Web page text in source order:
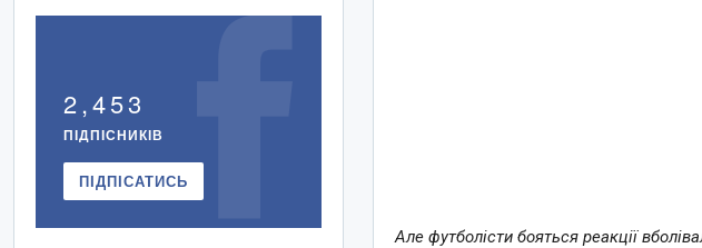
Але футболісти бояться реакції
2,453
ПІДПІСНИКІВ
ПІДПІСАТИСЬ